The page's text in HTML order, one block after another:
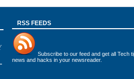
RSS FEEDS
Subscribe to our feed and get all Tech
news and hacks in your newsreader.